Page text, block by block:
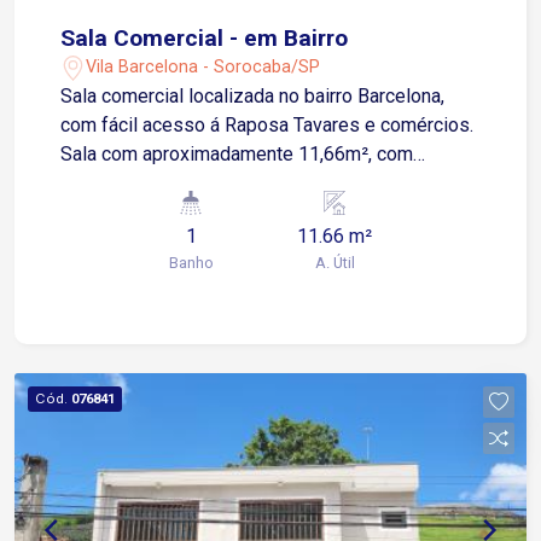
Sala Comercial - em Bairro
Vila Barcelona - Sorocaba/SP
Sala comercial localizada no bairro Barcelona,
com fácil acesso á Raposa Tavares e comércios.
Sala com aproximadamente 11,66m², com
1
Banho
11.66 m²
A. Útil
Cód. 076841